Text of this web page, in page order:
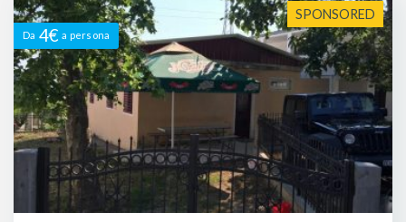
SPONSORED
Da 4€ a persona